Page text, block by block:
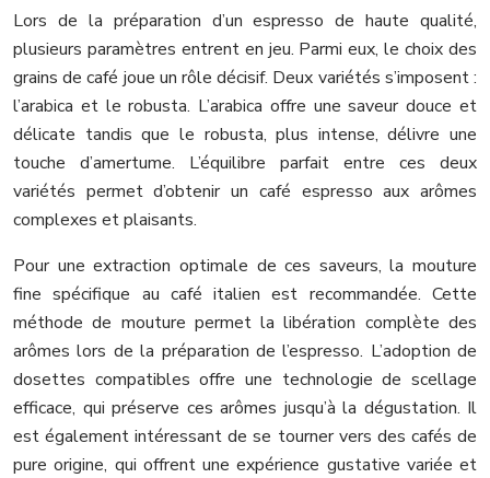
Lors de la préparation d’un espresso de haute qualité,
plusieurs paramètres entrent en jeu. Parmi eux, le choix des
grains de café joue un rôle décisif. Deux variétés s’imposent :
l’arabica et le robusta. L’arabica offre une saveur douce et
délicate tandis que le robusta, plus intense, délivre une
touche d’amertume. L’équilibre parfait entre ces deux
variétés permet d’obtenir un café espresso aux arômes
complexes et plaisants.
Pour une extraction optimale de ces saveurs, la mouture
fine spécifique au café italien est recommandée. Cette
méthode de mouture permet la libération complète des
arômes lors de la préparation de l’espresso. L’adoption de
dosettes compatibles offre une technologie de scellage
efficace, qui préserve ces arômes jusqu’à la dégustation. Il
est également intéressant de se tourner vers des cafés de
pure origine, qui offrent une expérience gustative variée et